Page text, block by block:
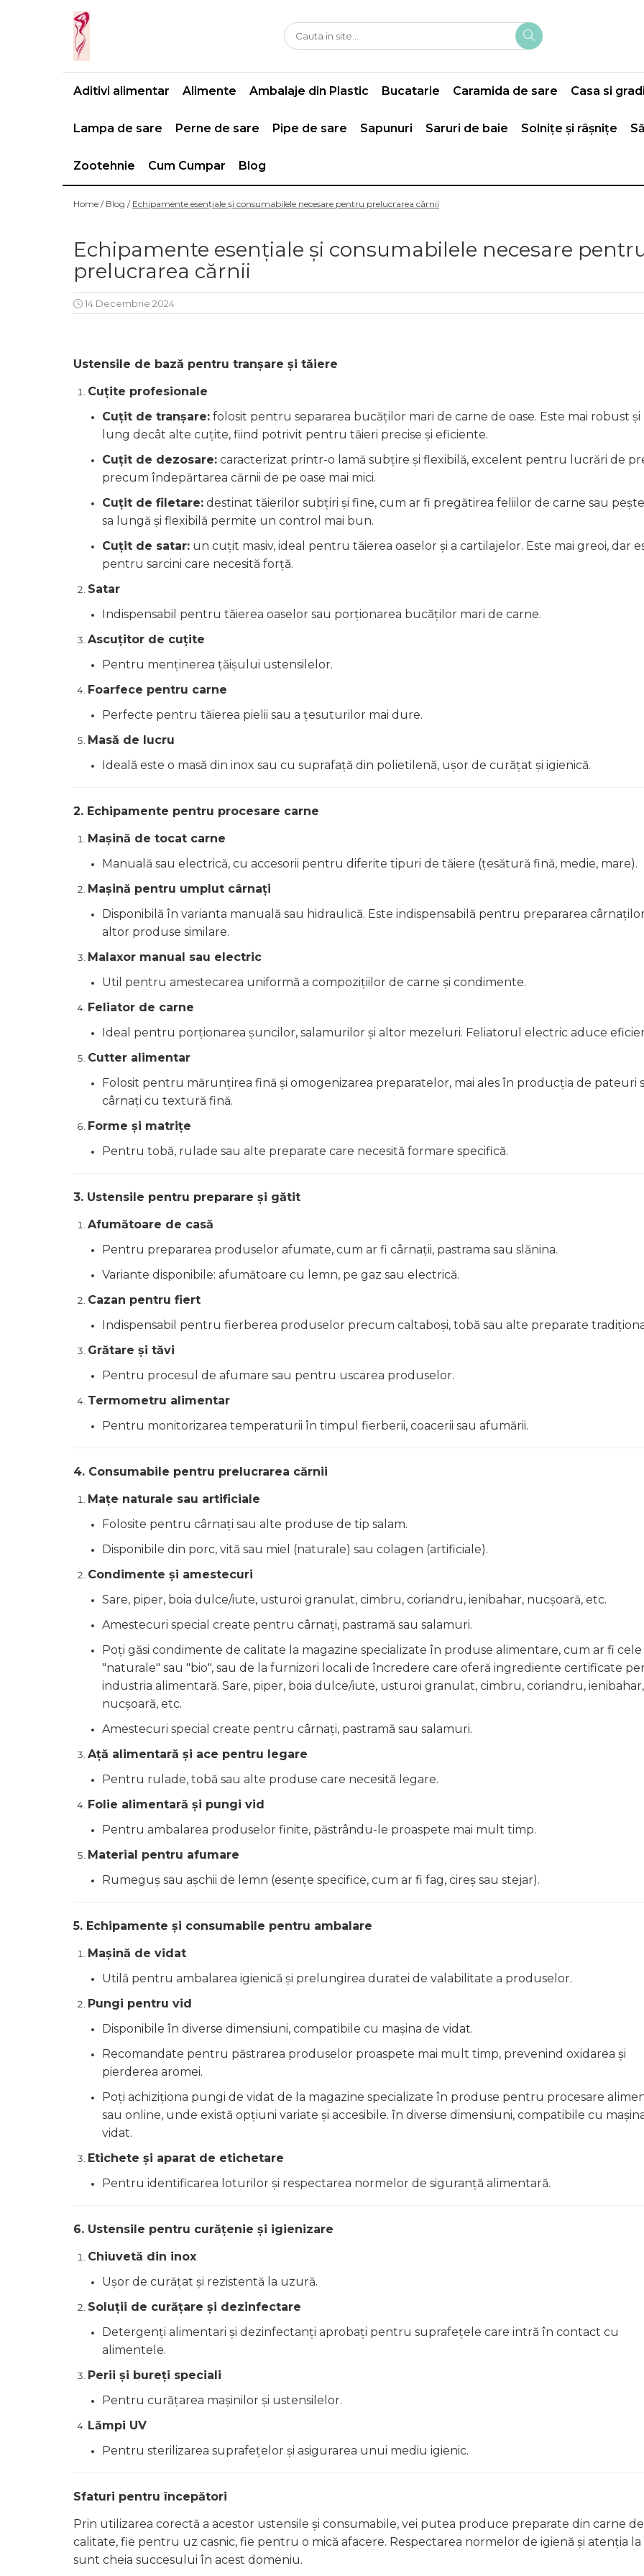
Casa si gradina
Leagane si scaune
Ingrijire corporala
Ingrijirea unghiilor
Aditivi alimentar Alimente Ambalaje din Plastic Bucatarie Caramida de sare Casa si
Lampa de sare Perne de sare Pipe de sare Sapunuri Saruri de baie Solnițe și râșnițe
Zootehnie Cum Cumpar Blog
Home / Blog / Echipamente esențiale și consumabilele necesare pentru prelucrarea cărnii
Echipamente esențiale și consumabilele necesare
prelucrarea cărnii
14 Decembrie 2024
Ustensile de bază pentru tranșare și tăiere
Cuțite profesionale
Cuțit de tranșare: folosit pentru separarea bucăților mari de carne de oase. Este mai robust și
lung decât alte cuțite, fiind potrivit pentru tăieri precise și eficiente.
Cuțit de dezosare: caracterizat printr-o lamă subțire și flexibilă, excelent pentru lucrări de
precum îndepărtarea cărnii de pe oase mai mici.
Cuțit de filetare: destinat tăierilor subțiri și fine, cum ar fi pregătirea feliilor de carne sau
sa lungă și flexibilă permite un control mai bun.
Cuțit de satar: un cuțit masiv, ideal pentru tăierea oaselor și a cartilajelor. Este mai greoi, dar
pentru sarcini care necesită forță.
Satar
Indispensabil pentru tăierea oaselor sau porționarea bucăților mari de carne.
Ascuțitor de cuțite
Pentru menținerea țăișului ustensilelor.
Foarfece pentru carne
Perfecte pentru tăierea pielii sau a țesuturilor mai dure.
Masă de lucru
Ideală este o masă din inox sau cu suprafață din polietilenă, ușor de curățat și igienică.
2. Echipamente pentru procesare carne
Mașină de tocat carne
Manuală sau electrică, cu accesorii pentru diferite tipuri de tăiere (țesătură fină, medie, mare).
Mașină pentru umplut cârnați
Disponibilă în varianta manuală sau hidraulică. Este indispensabilă pentru prepararea
altor produse similare.
Malaxor manual sau electric
Util pentru amestecarea uniformă a compozițiilor de carne și condimente.
Feliator de carne
Ideal pentru porționarea șuncilor, salamurilor și altor mezeluri. Feliatorul electric aduce
Cutter alimentar
Folosit pentru mărunțirea fină și omogenizarea preparatelor, mai ales în producția de pateuri
cârnați cu textură fină.
Forme și matrițe
Pentru tobă, rulade sau alte preparate care necesită formare specifică.
3. Ustensile pentru preparare și gătit
Afumătoare de casă
Pentru prepararea produselor afumate, cum ar fi cârnații, pastrama sau slănina.
Variante disponibile: afumătoare cu lemn, pe gaz sau electrică.
Cazan pentru fiert
Indispensabil pentru fierberea produselor precum caltaboși, tobă sau alte preparate
Grătare și tăvi
Pentru procesul de afumare sau pentru uscarea produselor.
Termometru alimentar
Pentru monitorizarea temperaturii în timpul fierberii, coacerii sau afumării.
4. Consumabile pentru prelucrarea cărnii
Mațe naturale sau artificiale
Folosite pentru cârnați sau alte produse de tip salam.
Disponibile din porc, vită sau miel (naturale) sau colagen (artificiale).
Condimente și amestecuri
Sare, piper, boia dulce/iute, usturoi granulat, cimbru, coriandru, ienibahar, nucșoară, etc.
Amestecuri special create pentru cârnați, pastramă sau salamuri.
Poți găsi condimente de calitate la magazine specializate în produse alimentare, cum ar fi
"naturale" sau "bio", sau de la furnizori locali de încredere care oferă ingrediente certificate
industria alimentară. Sare, piper, boia dulce/iute, usturoi granulat, cimbru, coriandru, ienibahar,
nucșoară, etc.
Amestecuri special create pentru cârnați, pastramă sau salamuri.
Ață alimentară și ace pentru legare
Pentru rulade, tobă sau alte produse care necesită legare.
Folie alimentară și pungi vid
Pentru ambalarea produselor finite, păstrându-le proaspete mai mult timp.
Material pentru afumare
Rumeguș sau așchii de lemn (esențe specifice, cum ar fi fag, cireș sau stejar).
5. Echipamente și consumabile pentru ambalare
Mașină de vidat
Utilă pentru ambalarea igienică și prelungirea duratei de valabilitate a produselor.
Pungi pentru vid
Disponibile în diverse dimensiuni, compatibile cu mașina de vidat.
Recomandate pentru păstrarea produselor proaspete mai mult timp, prevenind oxidarea și
pierderea aromei.
Poți achiziționa pungi de vidat de la magazine specializate în produse pentru procesare
sau online, unde există opțiuni variate și accesibile. în diverse dimensiuni, compatibile cu
vidat.
Etichete și aparat de etichetare
Pentru identificarea loturilor și respectarea normelor de siguranță alimentară.
6. Ustensile pentru curățenie și igienizare
Chiuvetă din inox
Ușor de curățat și rezistentă la uzură.
Soluții de curățare și dezinfectare
Detergenți alimentari și dezinfectanți aprobați pentru suprafețele care intră în contact cu
alimentele.
Perii și bureți speciali
Pentru curățarea mașinilor și ustensilelor.
Lămpi UV
Pentru sterilizarea suprafețelor și asigurarea unui mediu igienic.
Sfaturi pentru începători
Prin utilizarea corectă a acestor ustensile și consumabile, vei putea produce preparate din carne
calitate, fie pentru uz casnic, fie pentru o mică afacere. Respectarea normelor de igienă și atenția
sunt cheia succesului în acest domeniu.